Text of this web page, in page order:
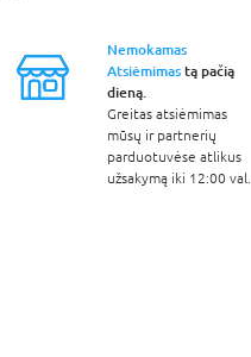
Nemokamas
Atsiėmimastą pačią
dieną.
Greitas atsiėmimas
mūsų ir partnerių
parduotuvėse atlikus
užsakymą iki 12:00 val.